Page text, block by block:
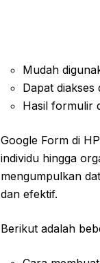
Mudah
Dapat diakses
Hasil formulir
Google Form di
individu hingga
mengumpulkan
dan efektif.
Berikut adalah